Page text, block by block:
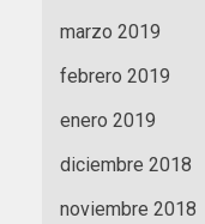
marzo 2019
febrero 2019
enero 2019
diciembre 2018
noviembre 2018